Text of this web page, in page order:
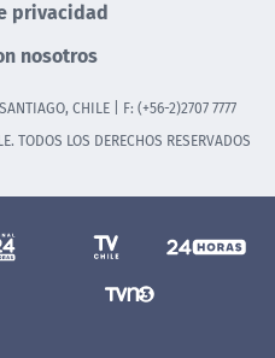
privacidad
nosotros
CHILE | F: (+56-2)2707 7777
TODOS LOS DERECHOS RESERVADOS